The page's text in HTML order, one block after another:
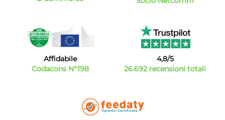
Affidabile
Codacons N°198
4,8/5
26.692 recensioni totali